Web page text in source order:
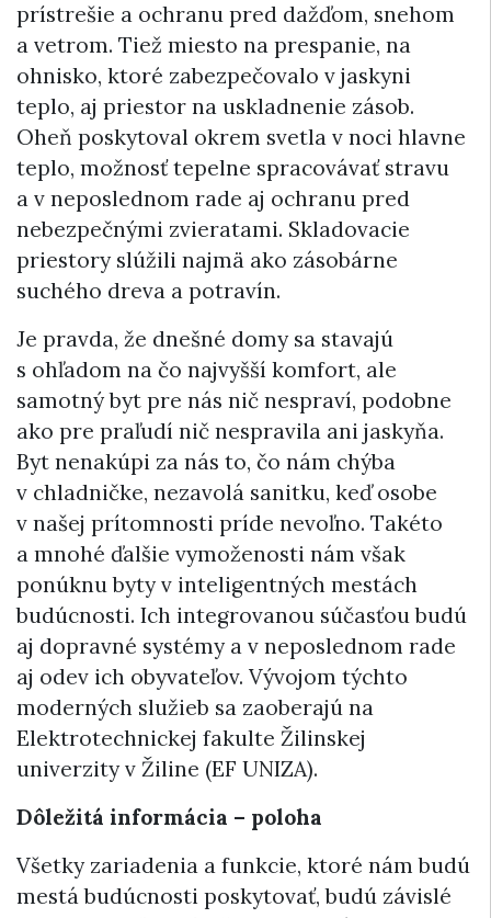
prístrešie a ochranu pred dažďom, snehom
a vetrom. Tiež miesto na prespanie, na
ohnisko, ktoré zabezpečovalo v jaskyni
teplo, aj priestor na uskladnenie zásob.
Oheň poskytoval okrem svetla v noci hlavne
teplo, možnosť tepelne spracovávať stravu
a v neposlednom rade aj ochranu pred
nebezpečnými zvieratami. Skladovacie
priestory slúžili najmä ako zásobárne
suchého dreva a potravín.
Je pravda, že dnešné domy sa stavajú
s ohľadom na čo najvyšší komfort, ale
samotný byt pre nás nič nespraví, podobne
ako pre praľudí nič nespravila ani jaskyňa.
Byt nenakúpi za nás to, čo nám chýba
v chladničke, nezavolá sanitku, keď osobe
v našej prítomnosti príde nevoľno. Takéto
a mnohé ďalšie vymoženosti nám však
ponúknu byty v inteligentných mestách
budúcnosti. Ich integrovanou súčasťou budú
aj dopravné systémy a v neposlednom rade
aj odev ich obyvateľov. Vývojom týchto
moderných služieb sa zaoberajú na
Elektrotechnickej fakulte Žilinskej
univerzity v Žiline (EF UNIZA).
Dôležitá informácia – poloha
Všetky zariadenia a funkcie, ktoré nám budú
mestá budúcnosti poskytovať, budú závislé